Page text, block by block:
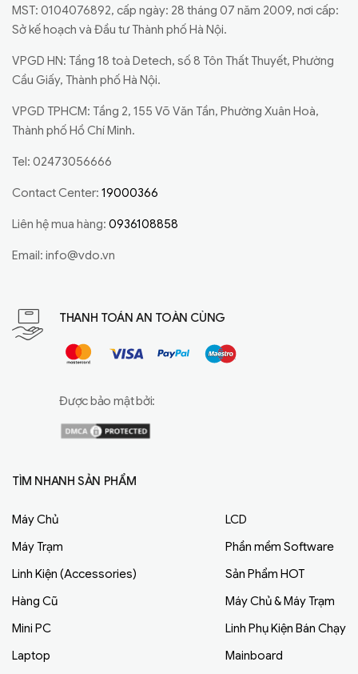
MST: 0104076892, cấp ngày: 28 tháng 07 năm 2009, nơi cấp:
Sở kế hoạch và Đầu tư Thành phố Hà Nội.
VPGD HN: Tầng 18 toà Detech, số 8 Tôn Thất Thuyết, Phường
Cầu Giấy, Thành phố Hà Nội.
VPGD TPHCM: Tầng 2, 155 Võ Văn Tần, Phường Xuân Hoà,
Thành phố Hồ Chí Minh.
Tel: 02473056666
Contact Center: 19000366
Liên hệ mua hàng: 0936108858
Email: info@vdo.vn
THANH TOÁN AN TOÀN CÙNG
Được bảo mật bởi:
TÌM NHANH SẢN PHẨM
Máy Chủ
Máy Trạm
Linh Kiện (Accessories)
Hàng Cũ
Mini PC
Laptop
LCD
Phần mềm Software
Sản Phẩm HOT
Máy Chủ & Máy Trạm
Linh Phụ Kiện Bán Chạy
Mainboard